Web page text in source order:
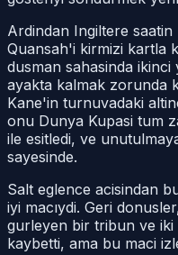
Ardindan Ingiltere
Quansah'i kirmizi kartla
dusman sahasinda
ayakta kalmak zorunda
Kane'in turnuvadaki
onu Dunya Kupasi tum
ile esitledi, ve
sayesinde.
Salt eglence acisindan
iyi macıydi. Geri
gurleyen bir tribun ve iki
kaybetti, ama bu maci